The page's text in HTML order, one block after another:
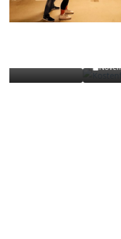
November 9, 2025 Frank1